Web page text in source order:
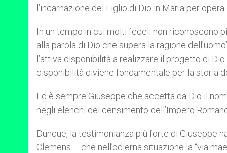
l’incarnazione del Figlio di Dio in Maria per opera
In un tempo in cui molti fedeli non riconoscono
alla parola di Dio che supera la ragione
l’attiva disponibilità a realizzare il progetto di
disponibilità diviene fondamentale per la storia
Ed è sempre Giuseppe che accetta da Dio il
negli elenchi del censimento dell’Impero
Dunque, la testimonianza più forte di Giuseppe
Clemens – che nell’odierna situazione la “via